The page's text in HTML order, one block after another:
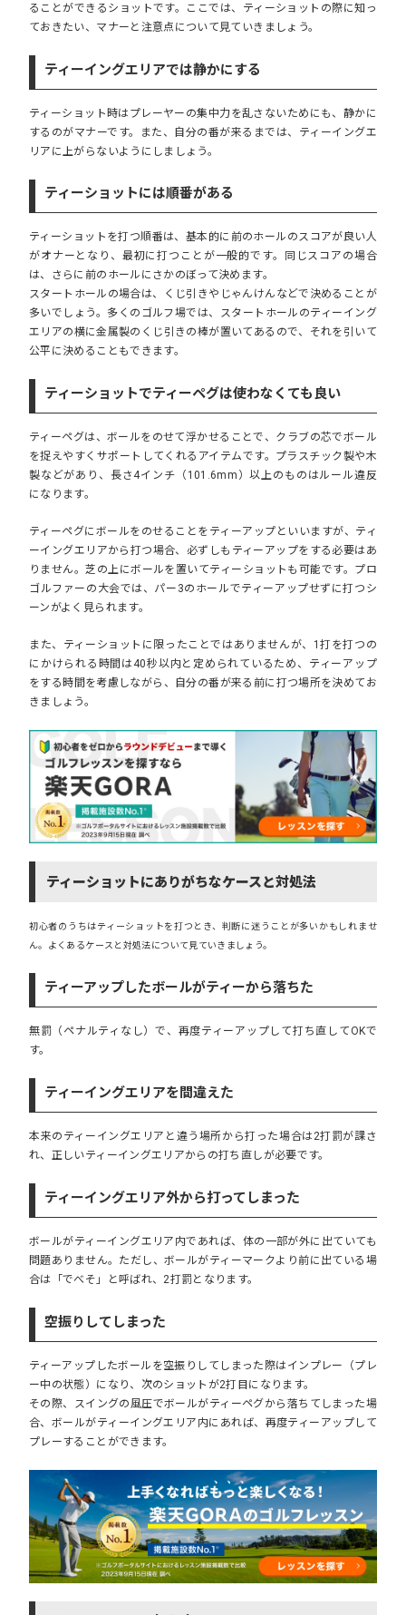
ることができるショットです。ここでは、ティーショットの際に知っ
ておきたい、マナーと注意点について見ていきましょう。
ティーイングエリアでは静かにする
ティーショット時はプレーヤーの集中力を乱さないためにも、静かに
するのがマナーです。また、自分の番が来るまでは、ティーイングエ
リアに上がらないようにしましょう。
ティーショットには順番がある
ティーショットを打つ順番は、基本的に前のホールのスコアが良い人
がオナーとなり、最初に打つことが一般的です。同じスコアの場合
は、さらに前のホールにさかのぼって決めます。
スタートホールの場合は、くじ引きやじゃんけんなどで決めることが
多いでしょう。多くのゴルフ場では、スタートホールのティーイング
エリアの横に金属製のくじ引きの棒が置いてあるので、それを引いて
公平に決めることもできます。
ティーショットでティーペグは使わなくても良い
ティーペグは、ボールをのせて浮かせることで、クラブの芯でボール
を捉えやすくサポートしてくれるアイテムです。プラスチック製や木
製などがあり、長さ4インチ（101.6mm）以上のものはルール違反
になります。
ティーペグにボールをのせることをティーアップといいますが、ティ
ーイングエリアから打つ場合、必ずしもティーアップをする必要はあ
りません。芝の上にボールを置いてティーショットも可能です。プロ
ゴルファーの大会では、パー3のホールでティーアップせずに打つシ
ーンがよく見られます。
また、ティーショットに限ったことではありませんが、1打を打つの
にかけられる時間は40秒以内と定められているため、ティーアップ
をする時間を考慮しながら、自分の番が来る前に打つ場所を決めてお
きましょう。
ティーショットにありがちなケースと対処法
初心者のうちはティ ーショ ッ トを打つ と き、判断に迷うことが多い かもしれ ま せ
ん。 よく あるケース と対処法について見ていき ま しょう。
ティーアップしたボールがティーから落ちた
無罰（ペナルティなし）で、再度ティーアップして打ち直してOKで
す。
ティーイングエリアを間違えた
本来のティーイングエリアと違う場所から打った場合は2打罰が課さ
れ、正しいティーイングエリアからの打ち直しが必要です。
ティーイングエリア外から打ってしまった
ボールがティーイングエリア内であれば、体の一部が外に出ていても
問題ありません。ただし、ボールがティーマークより前に出ている場
合は「でべそ」と呼ばれ、2打罰となります。
空振りしてしまった
ティーアップしたボールを空振りしてしまった際はインプレー（プレ
ー中の状態）になり、次のショットが2打目になります。
その際、スイングの風圧でボールがティーペグから落ちてしまった場
合、ボールがティーイングエリア内にあれば、再度ティーアップして
プレーすることができます。